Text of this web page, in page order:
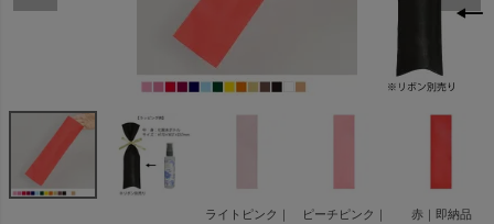
ライトピンク｜
ピーチピンク｜
赤｜即納品